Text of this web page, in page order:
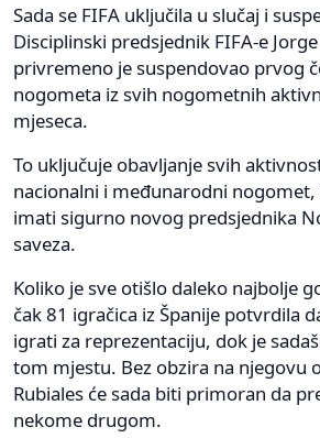
Sada se FIFA uključila u slučaj i
Disciplinski predsjednik FIFA-e
privremeno je suspendovao prvog
nogometa iz svih nogometnih
mjeseca.
To uključuje obavljanje svih
nacionalni i međunarodni nogomet,
imati sigurno novog predsjednika
saveza.
Koliko je sve otišlo daleko najbolje
čak 81 igračica iz Španije potvrdila
igrati za reprezentaciju, dok je
tom mjestu. Bez obzira na njegovu
Rubiales će sada biti primoran da
nekome drugom.